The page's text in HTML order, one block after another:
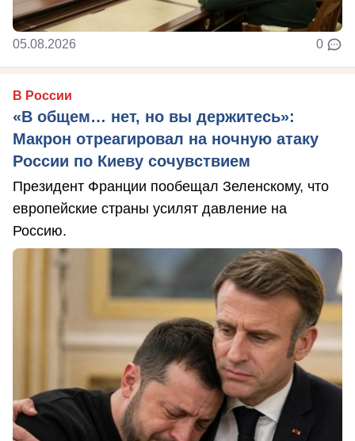
05.08.2026 0
В России
«В общем… нет, но вы держитесь»:
Макрон отреагировал на ночную атаку
России по Киеву сочувствием
Президент Франции пообещал Зеленскому, что
европейские страны усилят давление на
Россию.